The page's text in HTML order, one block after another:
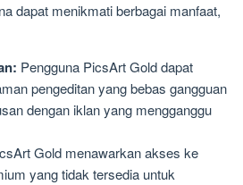
dapat menikmati berbagai manfaat,
Pengguna PicsArt Gold dapat
pengeditan yang bebas gangguan
dengan iklan yang mengganggu
Gold menawarkan akses ke
yang tidak tersedia untuk